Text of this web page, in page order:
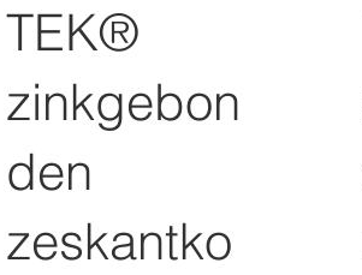
TEK®
zinkgebon
den
zeskantko